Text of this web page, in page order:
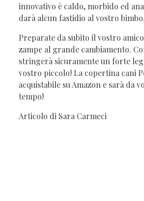
innovativo è caldo, morbido ed
darà alcun fastidio al vostro bimbo.
Preparate da subito il vostro
zampe al grande cambiamento.
stringerà sicuramente un forte
vostro piccolo! La copertina cani
acquistabile su Amazon e sarà da
tempo!
Articolo di Sara Carmeci